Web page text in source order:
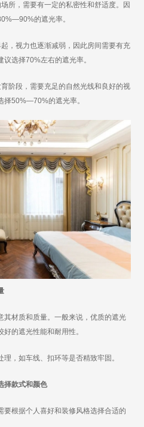
，需要有一定的私密性和舒适度。因
的遮光率。
视力也逐渐减弱，因此房间需要有充
选择70%左右的遮光率。
段，需要充足的自然光线和良好的视
择50%—70%的遮光率。
材质和质量。一般来说，优质的遮光
的遮光性能和耐用性。
，如车线、扣环等是否精致牢固。
款式和颜色
根据个人喜好和装修风格选择合适的